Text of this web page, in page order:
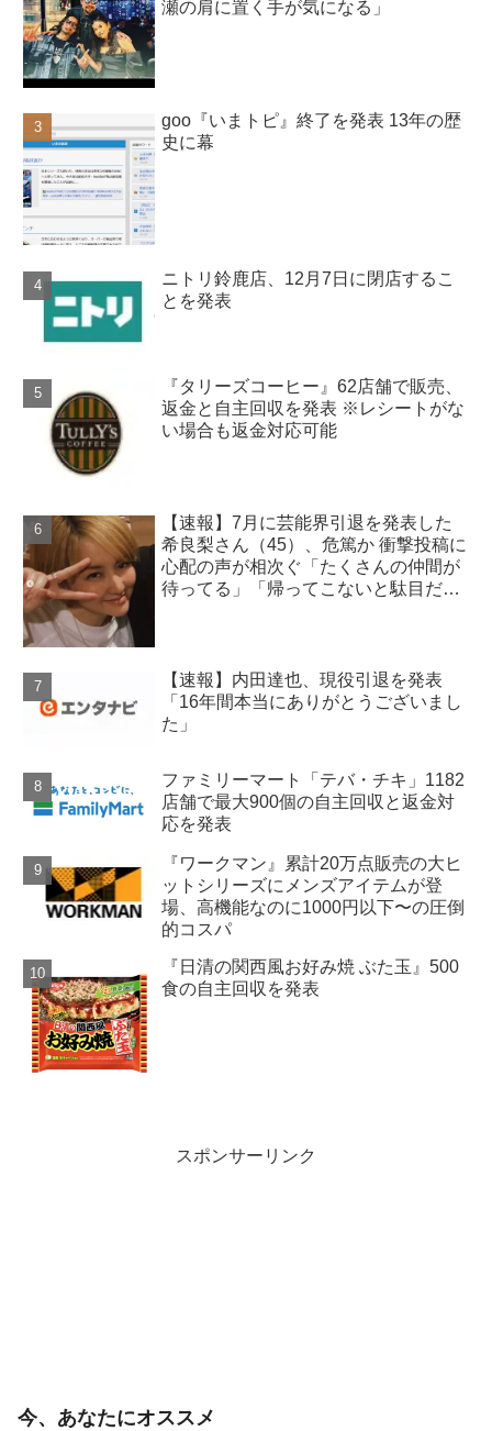
瀬の肩に置く手が気になる」
goo『いまトピ』終了を発表 13年の歴
史に幕
ニトリ鈴鹿店、12月7日に閉店するこ
とを発表
『タリーズコーヒー』62店舗で販売、
返金と自主回収を発表 ※レシートがな
い場合も返金対応可能
【速報】7月に芸能界引退を発表した
希良梨さん（45）、危篤か 衝撃投稿に
心配の声が相次ぐ「たくさんの仲間が
待ってる」「帰ってこないと駄目だ
【速報】内田達也、現役引退を発表
「16年間本当にありがとうございまし
た」
ファミリーマート「テバ・チキ」1182
店舗で最大900個の自主回収と返金対
応を発表
『ワークマン』累計20万点販売の大ヒ
ットシリーズにメンズアイテムが登
場、高機能なのに1000円以下〜の圧倒
的コスパ
『日清の関西風お好み焼 ぶた玉』500
食の自主回収を発表
スポンサーリンク
今、あなたにオススメ